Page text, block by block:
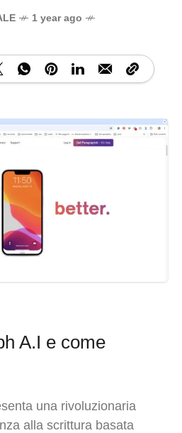
1 year ago
A.I e come
una rivoluzionaria
alla scrittura basata